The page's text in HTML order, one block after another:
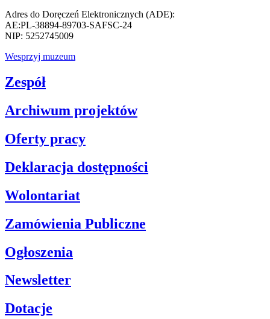
Adres do Doręczeń Elektronicznych (ADE):
AE:PL-38894-89703-SAFSC-24
NIP: 5252745009
Wesprzyj muzeum
Zespół
Archiwum projektów
Oferty pracy
Deklaracja dostępności
Wolontariat
Zamówienia Publiczne
Ogłoszenia
Newsletter
Dotacje